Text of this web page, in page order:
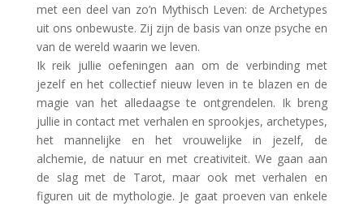
met een deel van zo’n Mythisch Leven: de Archetypes
uit ons onbewuste. Zij zijn de basis van onze psyche en
van de wereld waarin we leven.
Ik reik jullie oefeningen aan om de verbinding met
jezelf en het collectief nieuw leven in te blazen en de
magie van het alledaagse te ontgrendelen. Ik breng
jullie in contact met verhalen en sprookjes, archetypes,
het mannelijke en het vrouwelijke in jezelf, de
alchemie, de natuur en met creativiteit. We gaan aan
de slag met de Tarot, maar ook met verhalen en
figuren uit de mythologie. Je gaat proeven van enkele